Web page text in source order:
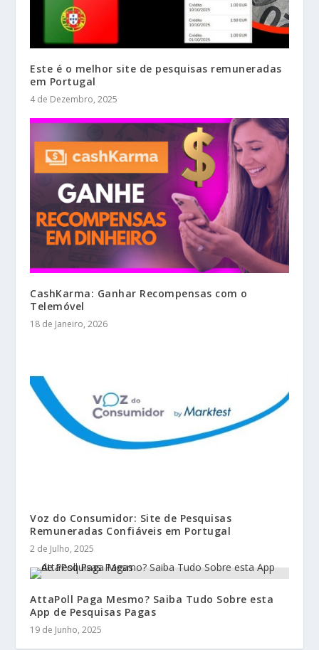
Este é o melhor site de pesquisas remuneradas
em Portugal
4 de Dezembro, 2025
CashKarma: Ganhar Recompensas com o
Telemóvel
18 de Janeiro, 2026
Voz do Consumidor: Site de Pesquisas
Remuneradas Confiáveis em Portugal
2 de Julho, 2025
AttaPoll Paga Mesmo? Saiba Tudo Sobre esta
App de Pesquisas Pagas
19 de Junho, 2025